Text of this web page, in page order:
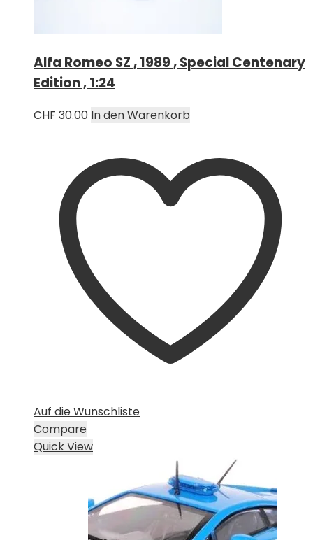
Alfa Romeo SZ , 1989 , Special Centenary
Edition , 1:24
CHF 30.00 In den Warenkorb
Auf die Wunschliste
Compare
Quick View